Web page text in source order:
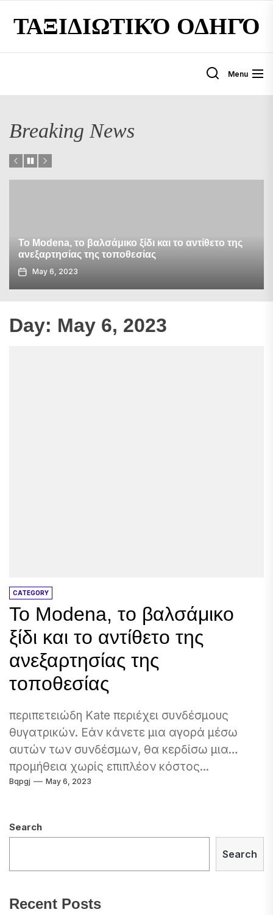
content
ΤΑΞΙΔΙΩΤΙΚΌ ΟΔΗΓΌ
Menu
Breaking News
Το Modena, το βαλσάμικο ξίδι και το αντίθετο της
ανεξαρτησίας της τοποθεσίας
May 6, 2023
Day: May 6, 2023
CATEGORY
Το Modena, το βαλσάμικο
ξίδι και το αντίθετο της
ανεξαρτησίας της
τοποθεσίας
περιπετειώδη Kate περιέχει συνδέσμους
θυγατρικών. Εάν κάνετε μια αγορά μέσω
αυτών των συνδέσμων, θα κερδίσω μια
προμήθεια χωρίς επιπλέον κόστος...
Bqpgj May 6, 2023
Search
Search
Recent Posts